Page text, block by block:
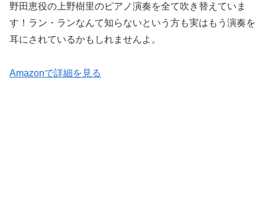
野田恵役の上野樹里のピアノ演奏を全て吹き替えていま
す！ラン・ランなんて知らないという方も実はもう演奏を
耳にされているかもしれませんよ。
Amazonで詳細を見る